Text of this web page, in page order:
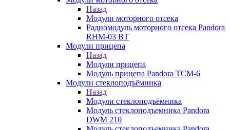
Назад
Модули моторного отсека
Радиомодуль моторного отсека Pandora
RHM-03 BT
Модули прицепа
Назад
Модули прицепа
Модуль прицепа Pandora TCM-6
Модули стеклоподъёмника
Назад
Модули стеклоподъёмника
Модуль стеклоподъемника Pandora
DWM 210